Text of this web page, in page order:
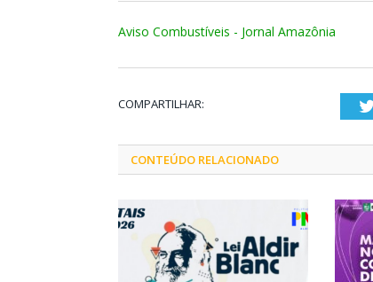
Aviso Combustíveis - Jornal Amazônia
COMPARTILHAR:
CONTEÚDO RELACIONADO